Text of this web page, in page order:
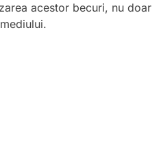
acestor becuri, nu doar